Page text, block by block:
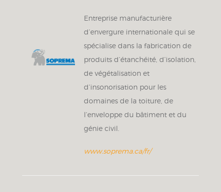
Entreprise manufacturière
d’envergure internationale qui se
spécialise dans la fabrication de
produits d’étanchéité, d’isolation,
de végétalisation et
d’insonorisation pour les
domaines de la toiture, de
l’enveloppe du bâtiment et du
génie civil.
www.soprema.ca/fr/